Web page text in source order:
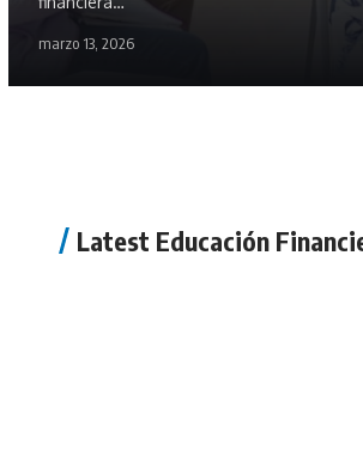
marzo 13, 2026
Latest Educación